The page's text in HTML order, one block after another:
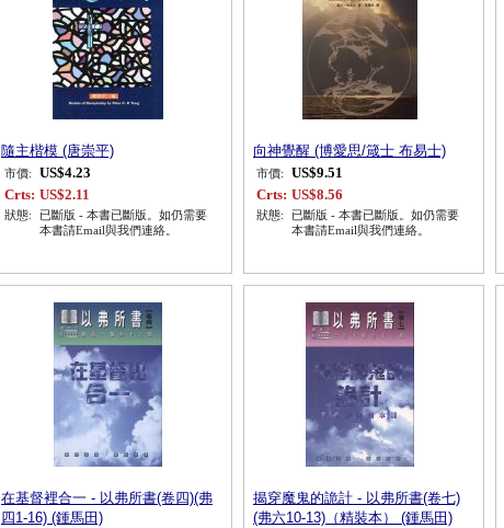
隨主楷模 (唐崇平)
市價:
US$4.23
Crts: US$2.11
狀態:
已斷版 - 本書已斷版。如仍需要
本書請Email與我們連絡。
向神覺醒 (博愛思/箴士 布易士)
市價:
US$9.51
Crts: US$8.56
狀態:
已斷版 - 本書已斷版。如仍需要
本書請Email與我們連絡。
在基督裡合一 - 以弗所書(卷四)(弗
四1-16) (鍾馬田)
揭穿魔鬼的詭計 - 以弗所書(卷七)
(弗六10-13)（精裝本） (鍾馬田)